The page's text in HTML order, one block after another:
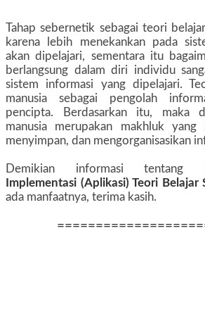
Tahap sebernetik sebagai teori
karena lebih menekankan pada
akan dipelajari, sementara itu
berlangsung dalam diri individu
sistem informasi yang dipelajari.
manusia sebagai pengolah
pencipta. Berdasarkan itu, maka
manusia merupakan makhluk yang
menyimpan, dan mengorganisasikan
Demikian informasi tentang
Implementasi (Aplikasi) Teori Belajar
ada manfaatnya, terima kasih.